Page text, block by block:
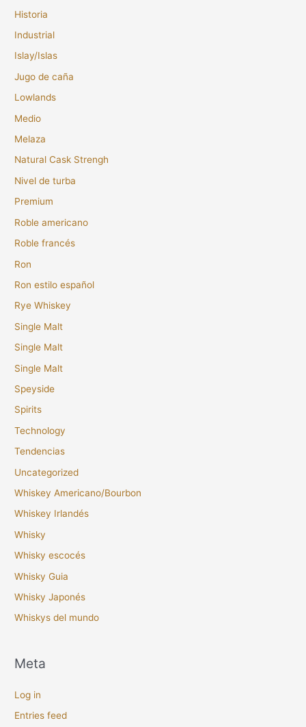
Historia
Industrial
Islay/Islas
Jugo de caña
Lowlands
Medio
Melaza
Natural Cask Strengh
Nivel de turba
Premium
Roble americano
Roble francés
Ron
Ron estilo español
Rye Whiskey
Single Malt
Single Malt
Single Malt
Speyside
Spirits
Technology
Tendencias
Uncategorized
Whiskey Americano/Bourbon
Whiskey Irlandés
Whisky
Whisky escocés
Whisky Guia
Whisky Japonés
Whiskys del mundo
Meta
Log in
Entries feed